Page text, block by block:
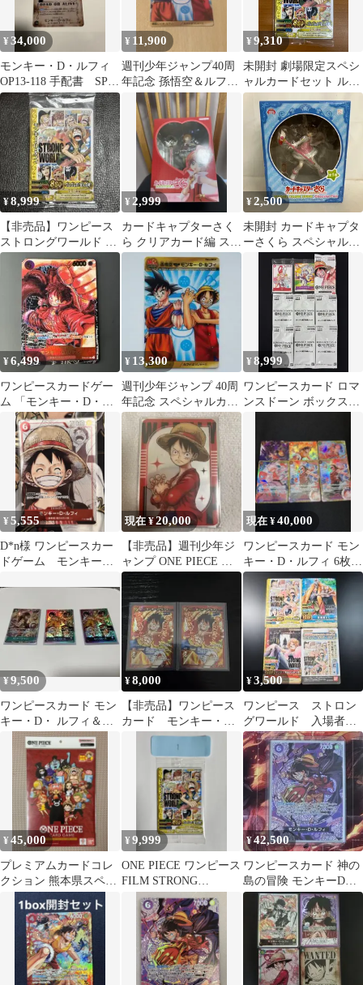
¥34,000
モンキー・D・ルフィ
OP13-118 手配書 SP-
SEC
¥ 11,900
週刊少年ジャンプ40周
年記念 孫悟空＆ルフィ
スペシャルカード
¥9,310
未開封 劇場限定スペシ
ャルカードセット ルフ
ィ ナミ シキ
ONEPIECE ワンピース
ストロングワールド
BANDAI バンダイ デー
タカードダス
¥8,999
【非売品】ワンピース
ストロングワールド 劇
場限定スペシャルカー
ドセット 特典
¥ 2,999
カードキャプターさく
ら クリアカード編 スペ
シャルフィギュア ロケ
ットビート
¥2,500
未開封 カードキャプタ
ーさくら スペシャルフ
ィギュアシリーズ 木之
本桜 フィギュア 箱ダメ
ージ有 SF8269 c107
¥6,499
ワンピースカードゲー
ム 「モンキー・D・ル
フィ」 ST01-012 SR
黒背景
¥ 13,300
週刊少年ジャンプ 40周
年記念 スペシャルカー
ド 孫悟空 モンキー・
D・ルフィ
¥8,999
ワンピースカード ロマ
ンスドーン ボックス購
ンピースカードゲーム
キャンペーン P-041
ルフィ プロモーショ
ンパック 2022 スペ
シャルカードセット
ONE PIECE FILM RED
入場者特典 【未開封】
セット
¥5,555
D*n様 ワンピースカー
ドゲーム モンキーD
ペシャルカードセ
現在 ¥20,000
【非売品】週刊少年ジ
ャンプ ONE PIECE ク
リアカード
現在 ¥40,000
ワンピースカード モン
キー・D・ルフィ 6枚セ
ット
¥9,500
ワンピースカード モン
キー・D・ ルフィ＆エ
ース 3枚セット
¥8,000
【非売品】ワンピース
カード モンキー・
D・ルフィ 2枚セット
¥3,500
ワンピース ストロン
グワールド 入場者特
典 データカードダ
ス プロモ
¥45,000
プレミアムカードコレ
クション 熊本県スペシ
ャル ワンピースカード
¥9,999
ONE PIECE ワンピース
FILM STRONG
WORLD 特典カード
¥42,500
ワンピースカード 神の
島の冒険 モンキーDル
フィ SP ST26-005